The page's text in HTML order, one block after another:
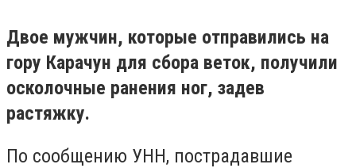
Двое мужчин, которые отправились на
гору Карачун для сбора веток, получили
осколочные ранения ног, задев
растяжку.
По сообщению УНН, пострадавшие